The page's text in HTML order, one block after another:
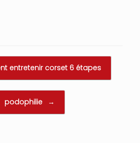
entretenir corset 6 étapes
podophilie →